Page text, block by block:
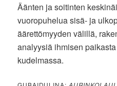
Äänten ja soitinten
vuoropuhelua sisä- ja
äärettömyyden välillä,
analyysiä ihmisen
kudelmassa.